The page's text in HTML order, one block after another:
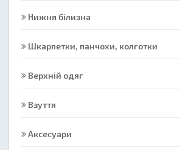
Нижня білизна
Шкарпетки, панчохи, колготки
Верхній одяг
Взуття
Аксесуари